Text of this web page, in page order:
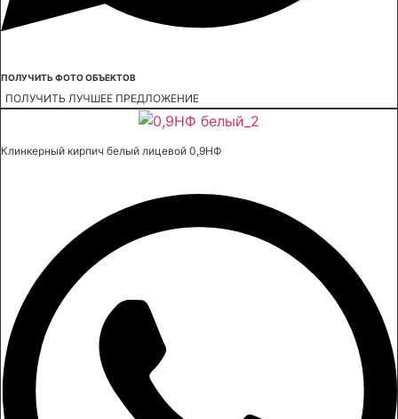
ПОЛУЧИТЬ ФОТО ОБЪЕКТОВ
ПОЛУЧИТЬ ЛУЧШЕЕ ПРЕДЛОЖЕНИЕ
Клинкерный кирпич белый лицевой 0,9НФ